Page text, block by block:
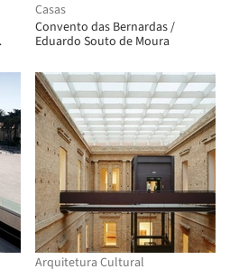
Casas
Convento das Bernardas /
Eduardo Souto de Moura
Arquitetura Cultural